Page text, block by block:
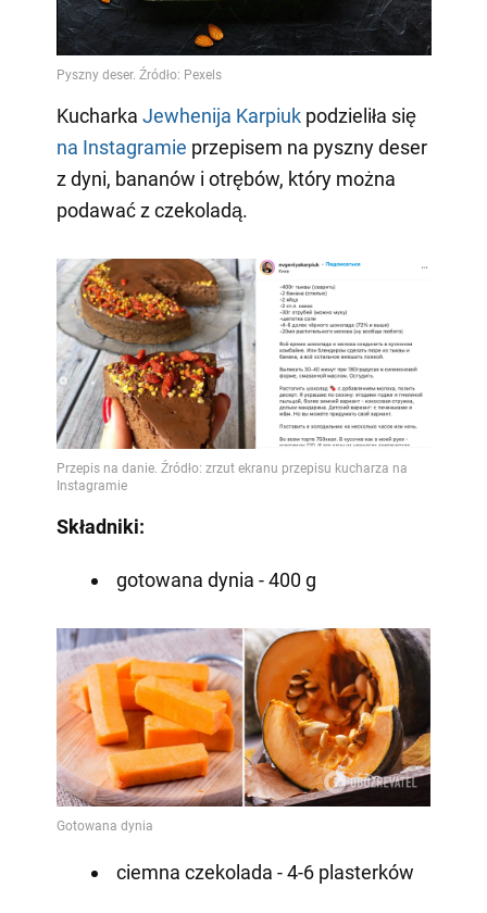
Video
Kucharka Jewhenija Karpiukpodzieliła się
na Instagramie przepisem na pyszny deser
z dyni, bananów i otrębów, który można
podawać z czekoladą.
Składniki:
gotowana dynia - 400 g
ciemna czekolada - 4-6 plasterków